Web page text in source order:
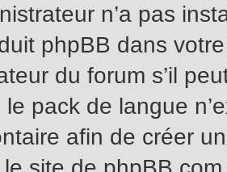
n’a pas
phpBB dans
du forum s’il
le pack de langue
afin de créer